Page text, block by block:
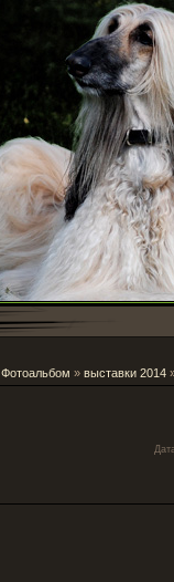
Фотоальбом » выставки 2014